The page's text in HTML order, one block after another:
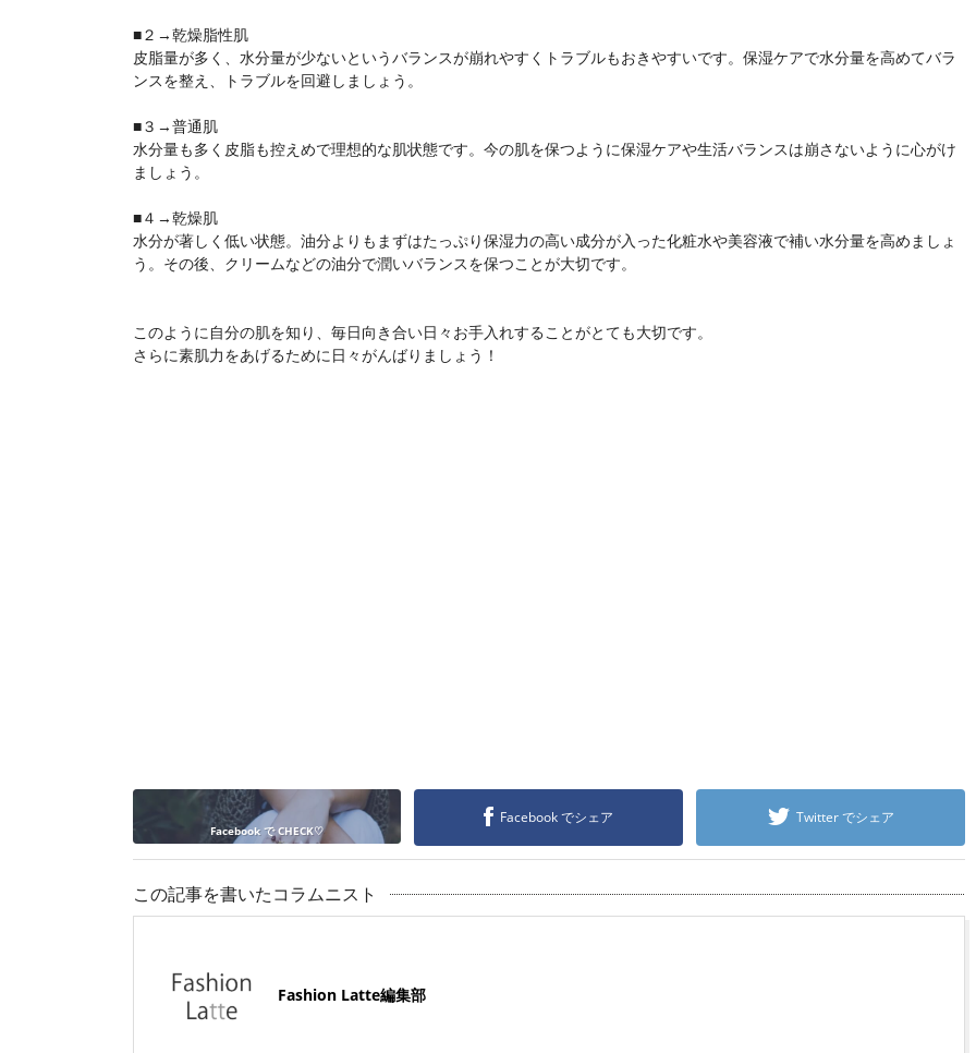
■２→乾燥脂性肌
皮脂量が多く、水分量が少ないというバランスが崩れやすくトラブルもおきやすいです。保湿ケアで水分量を高めてバラ
ンスを整え、トラブルを回避しましょう。
■３→普通肌
水分量も多く皮脂も控えめで理想的な肌状態です。今の肌を保つように保湿ケアや生活バランスは崩さないように心がけ
ましょう。
■４→乾燥肌
水分が著しく低い状態。油分よりもまずはたっぷり保湿力の高い成分が入った化粧水や美容液で補い水分量を高めましょ
う。その後、クリームなどの油分で潤いバランスを保つことが大切です。
このように自分の肌を知り、毎日向き合い日々お手入れすることがとても大切です。
さらに素肌力をあげるために日々がんばりましょう！
Facebook で CHECK♡
Facebook でシェア Twitter でシェア
この記事を書いたコラムニスト
Fashion Latte編集部